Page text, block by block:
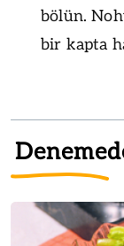
bölün.
bir kapta